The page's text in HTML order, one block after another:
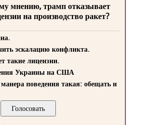
мнению, трамп отказывает
на производство ракет?
эскалацию конфликта.
такие лицензии.
Украины на США
поведения такая: обещать и